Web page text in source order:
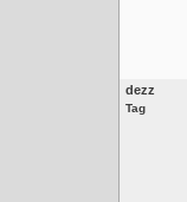
dezz
Tag